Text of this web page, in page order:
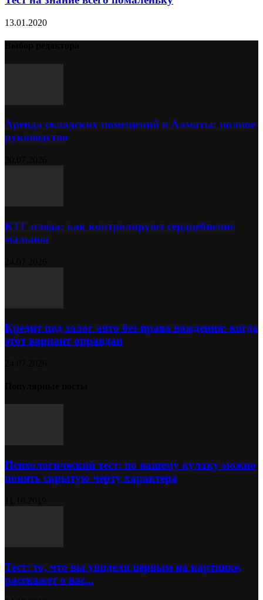
13.01.2020
Аренда складских помещений в Алматы: полное
руководство
КТГ плода: как контролируют сердцебиение
малыша
Кредит под залог авто без права вождения: когда
этот вариант оправдан
Психологический тест: по вашему кулаку можно
понять скрытую черту характера
Тест: то, что вы увидели первым на картинке,
расскажет о вас...